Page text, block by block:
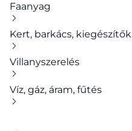
Faanyag
Kert, barkács, kiegészítők
Villanyszerelés
Víz, gáz, áram, fűtés